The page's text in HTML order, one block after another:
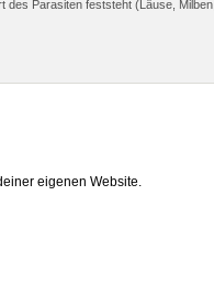
des Parasiten feststeht (Läuse, Milben,
eigenen Website.